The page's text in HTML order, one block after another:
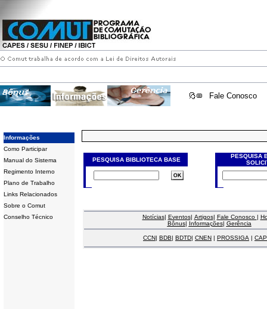
Fale Conosco
Informações
Como Participar
Manual do Sistema
Regimento Interno
Plano de Trabalho
Links Relacionados
Sobre o Comut
Conselho Técnico
PESQUISA BIBLIOTECA BASE
PESQUISA
Notícias| Eventos| Artigos| Fale Conosco |
Bônus| Informações| Gerência
CCN| BDB| BDTD| CNEN | PROSSIGA |